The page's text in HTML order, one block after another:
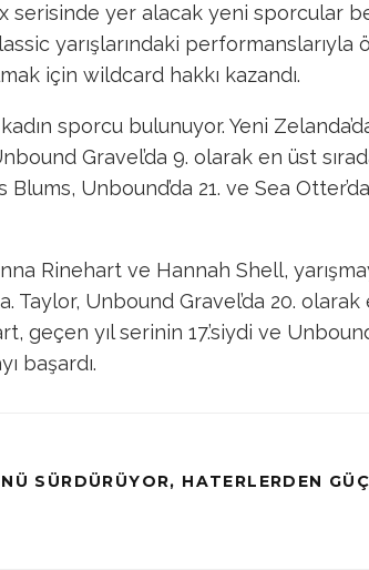
serisinde yer alacak yeni sporcular
yarışlarındaki performanslarıyla
için wildcard hakkı kazandı.
sporcu bulunuyor. Yeni
Gravel’da 9. olarak en üst
Unbound’da 21. ve Sea
Rinehart ve Hannah Shell,
Taylor, Unbound Gravel’da 20.
yıl serinin 17.’siydi ve
başardı.
SÜRDÜRÜYOR, HATERLERDEN